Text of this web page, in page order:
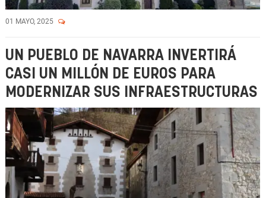
01 MAYO, 2025
UN PUEBLO DE NAVARRA INVERTIRÁ
CASI UN MILLÓN DE EUROS PARA
MODERNIZAR SUS INFRAESTRUCTURAS